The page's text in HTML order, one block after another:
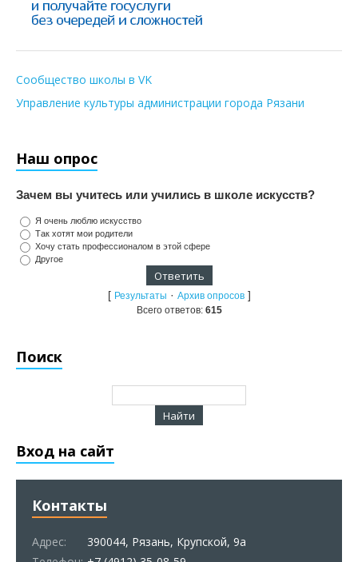
Сообщество школы в VK
Управление культуры администрации города Рязани
Наш опрос
Зачем вы учитесь или учились в школе искусств?
Я очень люблю искусство
Так хотят мои родители
Хочу стать профессионалом в этой сфере
Другое
[ Результаты · Архив опросов]
Всего ответов: 615
Поиск
Вход на сайт
Контакты
Адрес:
390044, Рязань, Крупской, 9а